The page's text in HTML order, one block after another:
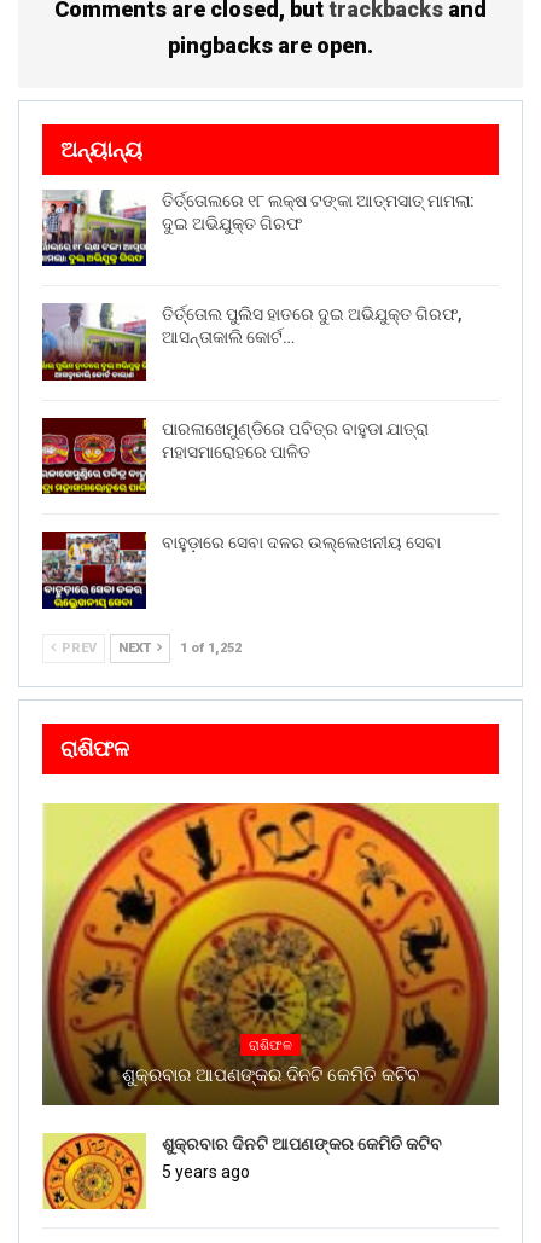
Comments are closed, buttrackbacks and
pingbacks are open.
ଅନ୍ୟାନ୍ୟ
ତିର୍ତ୍ତୋଲରେ ୧୮ ଲକ୍ଷ ଟଙ୍କା ଆତ୍ମସାତ୍ ମାମଲା:
ଦୁଇ ଅଭିଯୁକ୍ତ ଗିରଫ
ତିର୍ତ୍ତୋଲ ପୁଲିସ ହାତରେ ଦୁଇ ଅଭିଯୁକ୍ତ ଗିରଫ,
ଆସନ୍ତାକାଲି କୋର୍ଟ…
ପାରଳାଖେମୁଣ୍ଡିରେ ପବିତ୍ର ବାହୁଡା ଯାତ୍ରା
ମହାସମାରୋହରେ ପାଳିତ
ବାହୁଡ଼ାରେ ସେବା ଦଳର ଉଲ୍ଲେଖନୀୟ ସେବା
PREV NEXT 1 of 1,252
ରାଶିଫଳ
ରାଶିଫଳ
ଶୁକ୍ରବାର ଆପଣଙ୍କର ଦିନଟି କେମିତି କଟିବ
ଶୁକ୍ରବାର ଦିନଟି ଆପଣଙ୍କର କେମିତି କଟିବ
5 years ago